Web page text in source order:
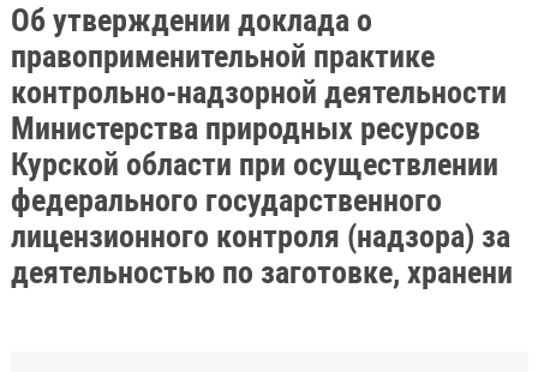
Об утверждении доклада о
правоприменительной практике
контрольно-надзорной деятельности
Министерства природных ресурсов
Курской области при осуществлении
федерального государственного
лицензионного контроля (надзора) за
деятельностью по заготовке, хранени